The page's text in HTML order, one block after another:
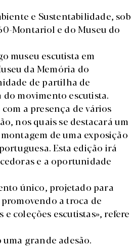
e Sustentabilidade, sob
Montariol e do Museu do
museu escutista em
da Memória do
de partilha de
movimento escutista.
a presença de vários
nos quais se destacará um
de uma exposição
Esta edição irá
e a oportunidade
único, projetado para
a troca de
coleções escutistas», refere
grande adesão.